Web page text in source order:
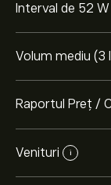
Interval de 52 W
Volum mediu (3
Raportul Preț /
Venituri i